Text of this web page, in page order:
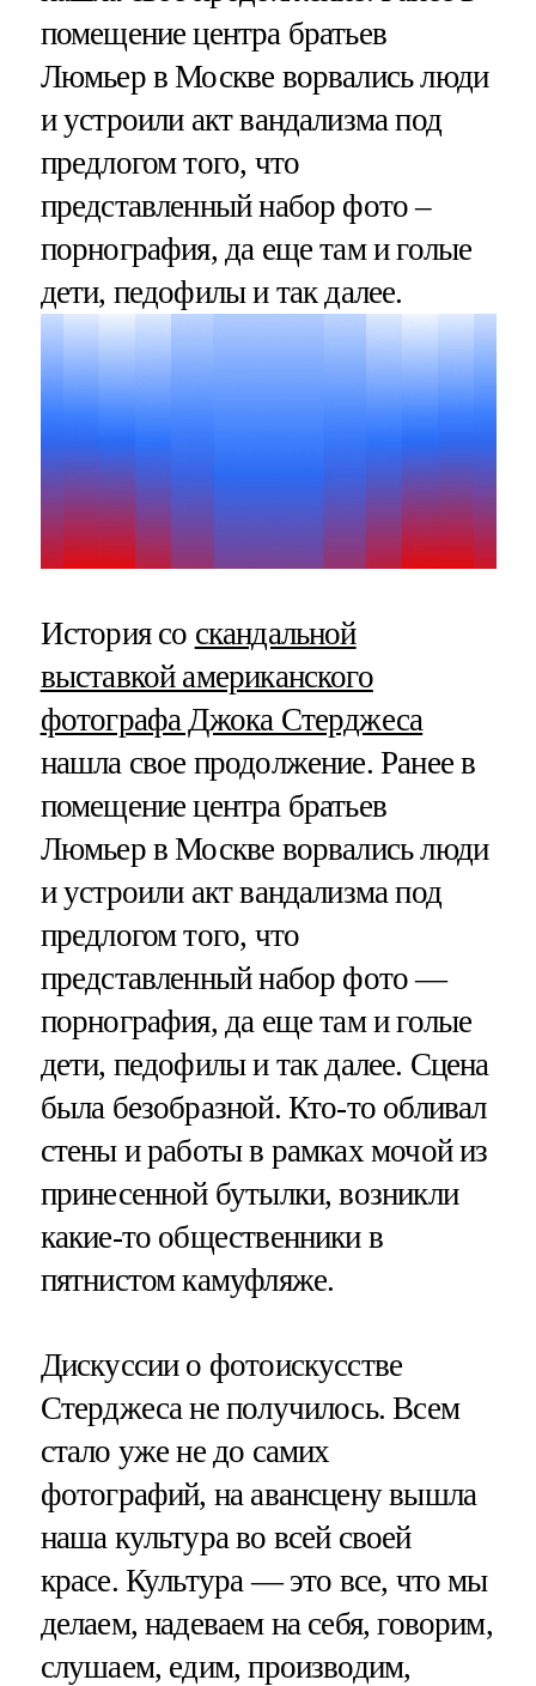
помещение центра братьев
Люмьер в Москве ворвались люди
и устроили акт вандализма под
предлогом того, что
представленный набор фото –
порнография, да еще там и голые
дети, педофилы и так далее.
История со скандальной
выставкой американского
фотографа Джока Стерджеса
нашла свое продолжение. Ранее в
помещение центра братьев
Люмьер в Москве ворвались люди
и устроили акт вандализма под
предлогом того, что
представленный набор фото —
порнография, да еще там и голые
дети, педофилы и так далее. Сцена
была безобразной. Кто-то обливал
стены и работы в рамках мочой из
принесенной бутылки, возникли
какие-то общественники в
пятнистом камуфляже.
Дискуссии о фотоискусстве
Стерджеса не получилось. Всем
стало уже не до самих
фотографий, на авансцену вышла
наша культура во всей своей
красе. Культура — это все, что мы
делаем, надеваем на себя, говорим,
слушаем, едим, производим,